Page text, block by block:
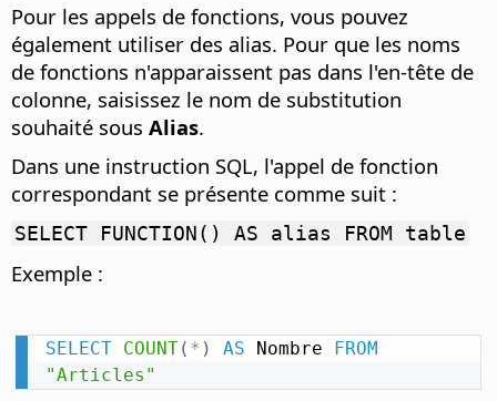
Pour les appels de fonctions, vous pouvez
également utiliser des alias. Pour que les noms
de fonctions n'apparaissent pas dans l'en-tête de
colonne, saisissez le nom de substitution
souhaité sous Alias.
Dans une instruction SQL, l'appel de fonction
correspondant se présente comme suit :
SELECT FUNCTION() AS alias FROM table
Exemple :
SELECT COUNT( * ) AS Nombre FROM
"Articles"